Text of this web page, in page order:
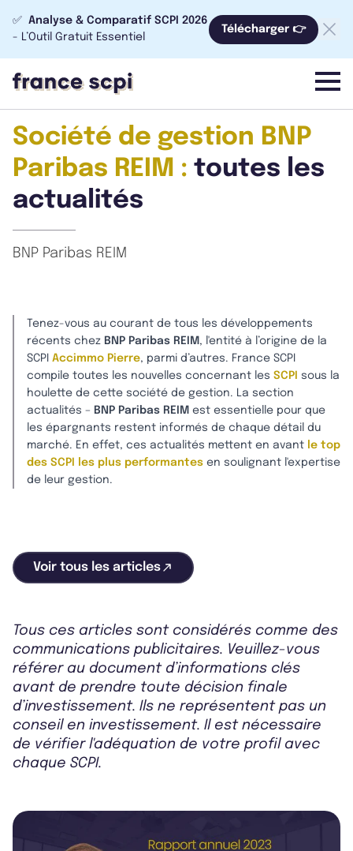
✅ Analyse & Comparatif SCPI 2026
- L’Outil Gratuit Essentiel
Télécharger 👉
menu
Société de gestion BNP
Paribas REIM : toutes les
actualités
BNP Paribas REIM
Tenez-vous au courant de tous les développements
récents chez BNP Paribas REIM , l'entité à l’origine de la
SCPI Accimmo Pierre, parmi d’autres. France SCPI
compile toutes les nouvelles concernant les SCPI
sous la
houlette de cette société de gestion. La section
actualités – BNP Paribas REIM est essentielle pour que
les épargnants restent informés de chaque détail du
marché. En effet, ces actualités mettent en avant le top
des SCPI les plus performantes en soulignant l'expertise
de leur gestion.
Voir tous les articles
Tous ces articles sont considérés comme des
communications publicitaires. Veuillez-vous
référer au document d’informations clés
avant de prendre toute décision finale
d’investissement. Ils ne représentent pas un
conseil en investissement. Il est nécessaire
de vérifier l'adéquation de votre profil avec
chaque SCPI.